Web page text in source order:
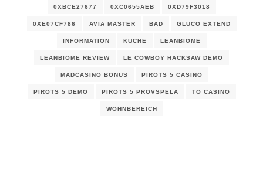
0XBCE27677 0XC0655AEB 0XD79F3018
0XE07CF786 AVIA MASTER BAD GLUCO EXTEND
INFORMATION KÜCHE LEANBIOME
LEANBIOME REVIEW LE COWBOY HACKSAW DEMO
MADCASINO BONUS PIROTS 5 CASINO
PIROTS 5 DEMO PIROTS 5 PROVSPELA TO CASINO
WOHNBEREICH